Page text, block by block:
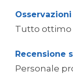
Tutto ottimo
Recensione
Personale